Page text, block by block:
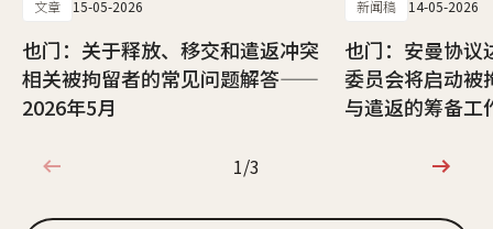
文章 15-05-2026
也门：关于释放、移交和遣返冲突
相关被拘留者的常见问题解答——
2026年5月
新闻稿 14-05-2026
也门：安曼协议
委员会将启动被
与遣返的筹备工
1/3
1/3